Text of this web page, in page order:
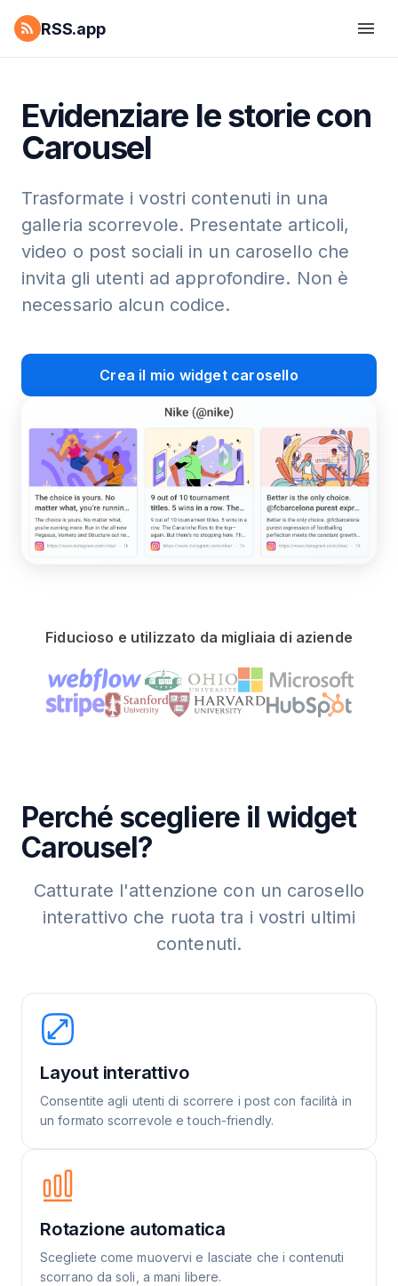
RSS.app
Evidenziare le storie con
Carousel
Trasformate i vostri contenuti in una
galleria scorrevole. Presentate articoli,
video o post sociali in un carosello che
invita gli utenti ad approfondire. Non è
necessario alcun codice.
Crea il mio widget carosello
Fiducioso e utilizzato da migliaia di aziende
Perché scegliere il widget
Carousel?
Catturate l'attenzione con un carosello
interattivo che ruota tra i vostri ultimi
contenuti.
Layout interattivo
Consentite agli utenti di scorrere i post con facilità in
un formato scorrevole e touch-friendly.
Rotazione automatica
Scegliete come muovervi e lasciate che i contenuti
scorrano da soli, a mani libere.